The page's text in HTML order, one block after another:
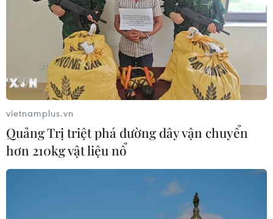
08/08/2026 13:13
Tai nạn lao động tại Lâm Đồng khiến
hai công nhân thương vong
08/08/2026 12:32
Đội K93 quy tập được 11 bộ hài cốt liệt
sỹ trên địa bàn An Giang
vietnamplus.vn
Quảng Trị triệt phá đường dây vận chuyển
hơn 210kg vật liệu nổ